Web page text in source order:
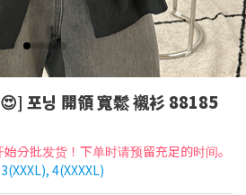
포닝 開領 寬鬆 襯衫 88185
分批发货！下单时请预留充足的时间。
4(XXXXL)